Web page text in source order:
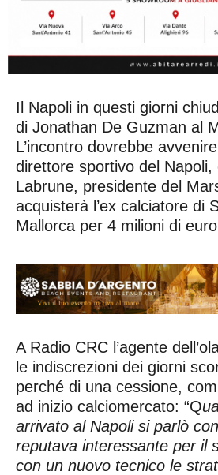
Il Napoli in questi giorni
di Jonathan De Guzman al
L’incontro dovrebbe
direttore sportivo del Napoli,
Labrune, presidente del
acquisterà l’ex calciatore di
Mallorca per 4 milioni di
A Radio CRC l’agente
le indiscrezioni dei giorni
perché di una cessione,
ad inizio calciomercato: “Q
arrivato al Napoli si parlò
reputava interessante per il
con un nuovo tecnico le